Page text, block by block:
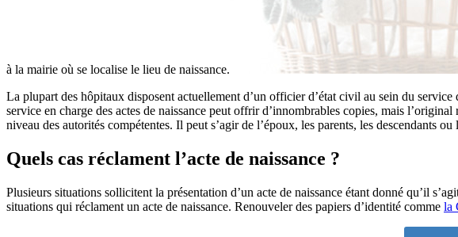
à la mairie où se localise le lieu de naissance.
La plupart des hôpitaux disposent actuellement d’un officier d’état civil au sein du
service en charge des actes de naissance peut offrir d’innombrables copies, mais l’original
niveau des autorités compétentes. Il peut s’agir de l’époux, les parents, les descendants
Quels cas réclament l’acte de naissance ?
Plusieurs situations sollicitent la présentation d’un acte de naissance étant donné qu’il
situations qui réclament un acte de naissance. Renouveler des papiers d’identité comme la